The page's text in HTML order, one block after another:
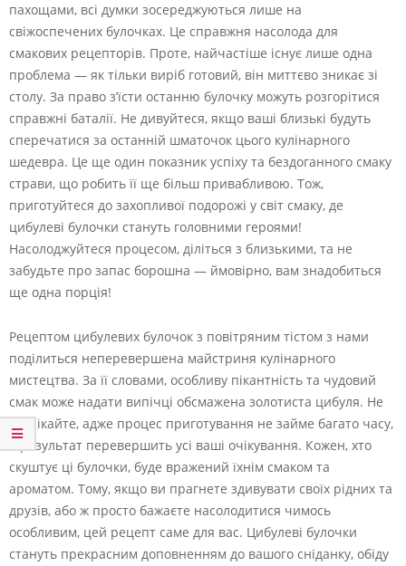
пахощами, всі думки зосереджуються лише на
свіжоспечених булочках. Це справжня насолода для
смакових рецепторів. Проте, найчастіше існує лише одна
проблема — як тільки виріб готовий, він миттєво зникає зі
столу. За право з’їсти останню булочку можуть розгорітися
справжні баталії. Не дивуйтеся, якщо ваші близькі будуть
сперечатися за останній шматочок цього кулінарного
шедевра. Це ще один показник успіху та бездоганного смаку
страви, що робить її ще більш привабливою. Тож,
приготуйтеся до захопливої подорожі у світ смаку, де
цибулеві булочки стануть головними героями!
Насолоджуйтеся процесом, діліться з близькими, та не
забудьте про запас борошна — ймовірно, вам знадобиться
ще одна порція!
Рецептом цибулевих булочок з повітряним тістом з нами
поділиться неперевершена майстриня кулінарного
мистецтва. За її словами, особливу пікантність та чудовий
смак може надати випічці обсмажена золотиста цибуля. Не
зволікайте, адже процес приготування не займе багато часу,
а результат перевершить усі ваші очікування. Кожен, хто
скуштує ці булочки, буде вражений їхнім смаком та
ароматом. Тому, якщо ви прагнете здивувати своїх рідних та
друзів, або ж просто бажаєте насолодитися чимось
особливим, цей рецепт саме для вас. Цибулеві булочки
стануть прекрасним доповненням до вашого сніданку, обіду